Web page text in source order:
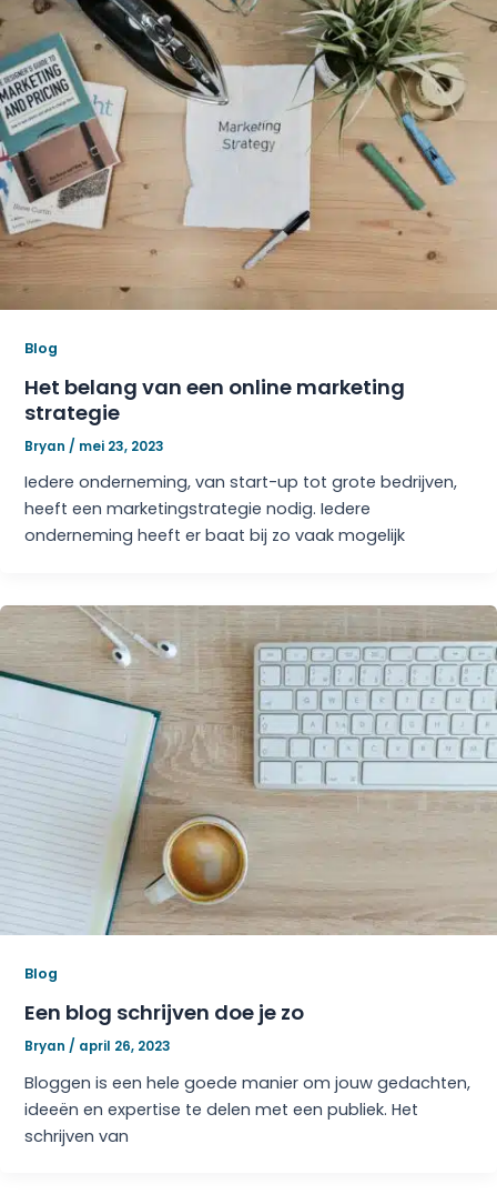
Blog
Het belang van een online marketing
strategie
Bryan / mei 23, 2023
Iedere onderneming, van start-up tot grote bedrijven,
heeft een marketingstrategie nodig. Iedere
onderneming heeft er baat bij zo vaak mogelijk
Blog
Een blog schrijven doe je zo
Bryan / april 26, 2023
Bloggen is een hele goede manier om jouw gedachten,
ideeën en expertise te delen met een publiek. Het
schrijven van